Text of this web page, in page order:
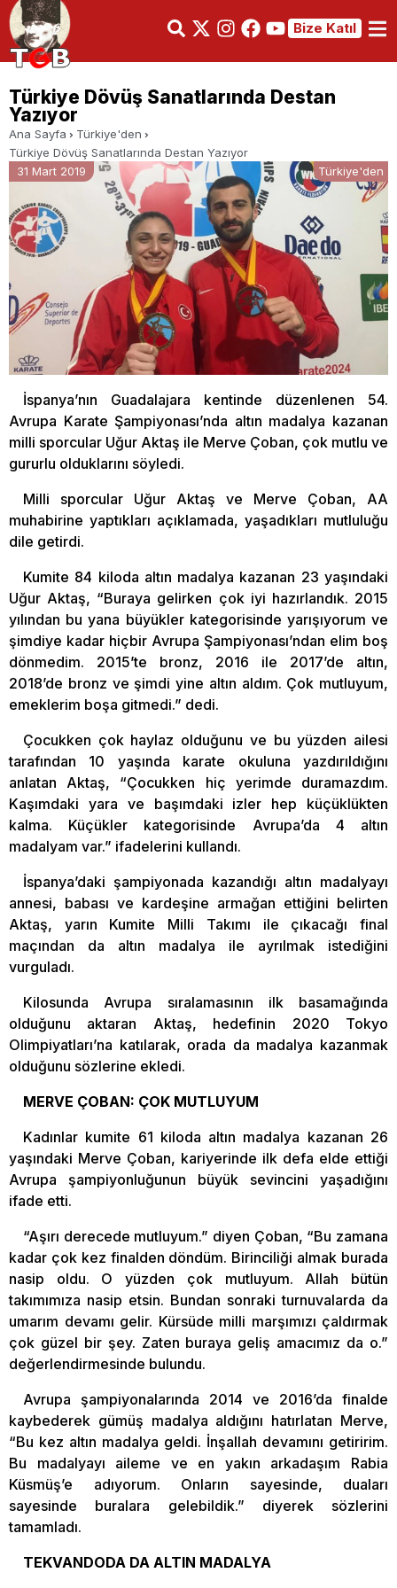
Bize Katıl
Türkiye Dövüş Sanatlarında Destan
Yazıyor
Ana Sayfa
Türkiye'den
Türkiye Dövüş Sanatlarında Destan Yazıyor
31 Mart 2019
Türkiye'den
İspanya’nın Guadalajara kentinde düzenlenen 54.
Avrupa Karate Şampiyonası’nda altın madalya kazanan
milli sporcular Uğur Aktaş ile Merve Çoban, çok mutlu ve
gururlu olduklarını söyledi.
Milli sporcular Uğur Aktaş ve Merve Çoban, AA
muhabirine yaptıkları açıklamada, yaşadıkları mutluluğu
dile getirdi.
Kumite 84 kiloda altın madalya kazanan 23 yaşındaki
Uğur Aktaş, “Buraya gelirken çok iyi hazırlandık. 2015
yılından bu yana büyükler kategorisinde yarışıyorum ve
şimdiye kadar hiçbir Avrupa Şampiyonası’ndan elim boş
dönmedim. 2015’te bronz, 2016 ile 2017’de altın,
2018’de bronz ve şimdi yine altın aldım. Çok mutluyum,
emeklerim boşa gitmedi.” dedi.
Çocukken çok haylaz olduğunu ve bu yüzden ailesi
tarafından 10 yaşında karate okuluna yazdırıldığını
anlatan Aktaş, “Çocukken hiç yerimde duramazdım.
Kaşımdaki yara ve başımdaki izler hep küçüklükten
kalma. Küçükler kategorisinde Avrupa’da 4 altın
madalyam var.” ifadelerini kullandı.
İspanya’daki şampiyonada kazandığı altın madalyayı
annesi, babası ve kardeşine armağan ettiğini belirten
Aktaş, yarın Kumite Milli Takımı ile çıkacağı final
maçından da altın madalya ile ayrılmak istediğini
vurguladı.
Kilosunda Avrupa sıralamasının ilk basamağında
olduğunu aktaran Aktaş, hedefinin 2020 Tokyo
Olimpiyatları’na katılarak, orada da madalya kazanmak
olduğunu sözlerine ekledi.
MERVE ÇOBAN: ÇOK MUTLUYUM
Kadınlar kumite 61 kiloda altın madalya kazanan 26
yaşındaki Merve Çoban, kariyerinde ilk defa elde ettiği
Avrupa şampiyonluğunun büyük sevincini yaşadığını
ifade etti.
“Aşırı derecede mutluyum.” diyen Çoban, “Bu zamana
kadar çok kez finalden döndüm. Birinciliği almak burada
nasip oldu. O yüzden çok mutluyum. Allah bütün
takımımıza nasip etsin. Bundan sonraki turnuvalarda da
umarım devamı gelir. Kürsüde milli marşımızı çaldırmak
çok güzel bir şey. Zaten buraya geliş amacımız da o.”
değerlendirmesinde bulundu.
Avrupa şampiyonalarında 2014 ve 2016’da finalde
kaybederek gümüş madalya aldığını hatırlatan Merve,
“Bu kez altın madalya geldi. İnşallah devamını getiririm.
Bu madalyayı aileme ve en yakın arkadaşım Rabia
Küsmüş’e adıyorum. Onların sayesinde, duaları
sayesinde buralara gelebildik.” diyerek sözlerini
tamamladı.
TEKVANDODA DA ALTIN MADALYA